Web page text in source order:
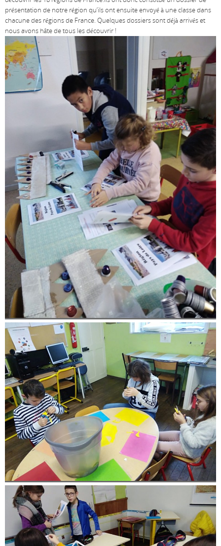
présentation de notre région qu’ils ont ensuite envoyé à une classe dans
chacune des régions de France. Quelques dossiers sont déjà arrivés et
nous avons hâte de tous les découvrir !